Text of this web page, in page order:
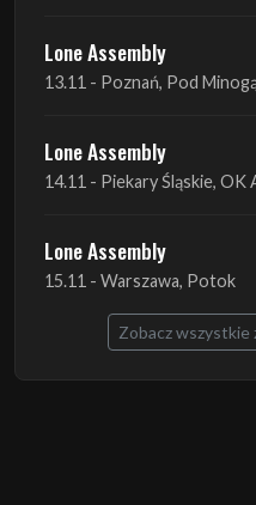
Lone Assembly
14.11 - Piekary Śląskie, OK
Lone Assembly
15.11 - Warszawa, Potok